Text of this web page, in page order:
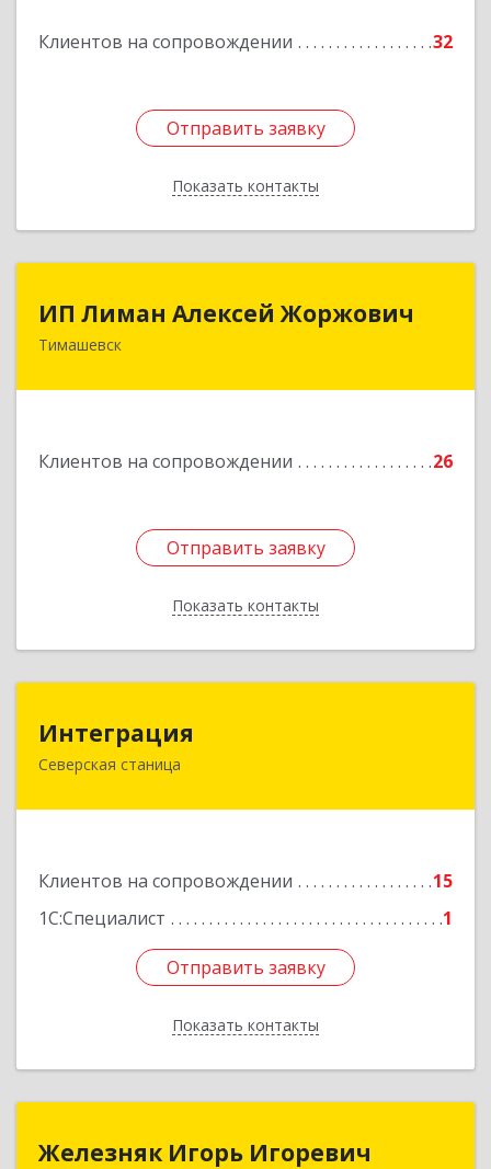
Клиентов на сопровождении 32
Отправить заявку
Показать контакты
Подробнее
Отправить заявку
Назад
ИП Лиман Алексей Жоржович
Тимашевск
Клиентов на сопровождении 26
Отправить заявку
Показать контакты
ИП Лиман Алексей Жоржович
352731, Краснодарский край, Тимашевский р-н,
Отправить заявку
Назад
Интеграция
Северская станица
Клиентов на сопровождении
15
1С:Специалист
1
Отправить заявку
Показать контакты
353240, Краснодарский край, Северская ст-ца,
Отправить заявку
Назад
Железняк Игорь Игоревич